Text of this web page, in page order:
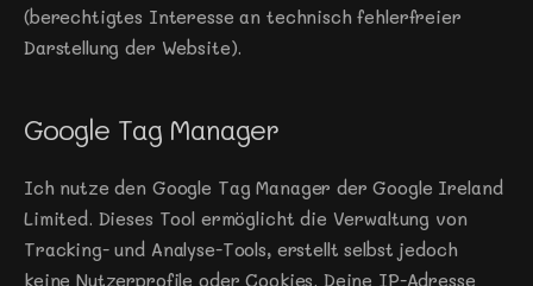
(berechtigtes Interesse an technisch fehlerfreier
Darstellung der Website).
Google Tag Manager
Ich nutze den Google Tag Manager der Google Ireland
Limited. Dieses Tool ermöglicht die Verwaltung von
Tracking- und Analyse-Tools, erstellt selbst jedoch
keine Nutzerprofile oder Cookies. Deine IP-Adresse